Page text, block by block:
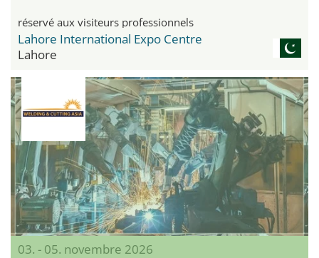
réservé aux visiteurs professionnels
Lahore International Expo Centre
Lahore
03. - 05. novembre 2026